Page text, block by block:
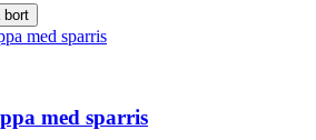
bort
med sparris